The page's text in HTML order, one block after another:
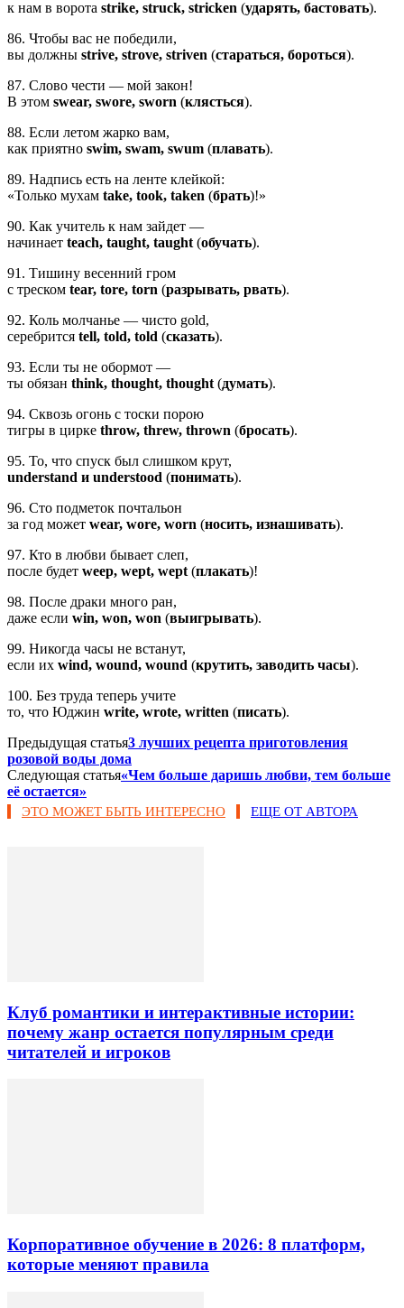
к нам в ворота strike, struck, stricken (ударять, бастовать).
86. Чтобы вас не победили,
вы должны strive, strove, striven (стараться, бороться).
87. Слово чести — мой закон!
В этом swear, swore, sworn (клясться).
88. Если летом жарко вам,
как приятно swim, swam, swum (плавать).
89. Надпись есть на ленте клейкой:
«Только мухам take, took, taken (брать)!»
90. Как учитель к нам зайдет —
начинает teach, taught, taught (обучать).
91. Тишину весенний гром
с треском tear, tore, torn (разрывать, рвать).
92. Коль молчанье — чисто gold,
серебрится tell, told, told (сказать).
93. Если ты не обормот —
ты обязан think, thought, thought (думать).
94. Сквозь огонь с тоски порою
тигры в цирке throw, threw, thrown (бросать).
95. То, что спуск был слишком крут,
understand и understood (понимать).
96. Сто подметок почтальон
за год может wear, wore, worn (носить, изнашивать).
97. Кто в любви бывает слеп,
после будет weep, wept, wept (плакать)!
98. После драки много ран,
даже если win, won, won (выигрывать).
99. Никогда часы не встанут,
если их wind, wound, wound (крутить, заводить часы).
100. Без труда теперь учите
то, что Юджин write, wrote, written (писать).
Предыдущая статья3 лучших рецепта приготовления
розовой воды дома
Следующая статья«Чем больше даришь любви, тем больше
её остается»
ЭТО МОЖЕТ БЫТЬ ИНТЕРЕСНО ЕЩЕ ОТ АВТОРА
Клуб романтики и интерактивные истории:
почему жанр остается популярным среди
читателей и игроков
Корпоративное обучение в 2026: 8 платформ,
которые меняют правила